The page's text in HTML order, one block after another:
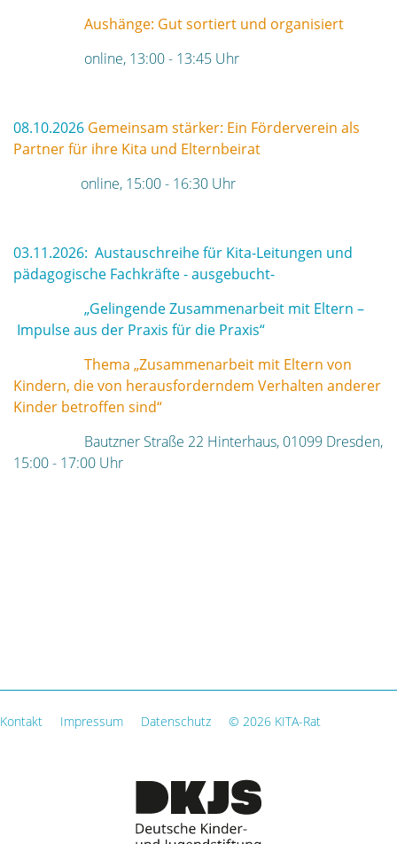
Aushänge: Gut sortiert und organisiert
online, 13:00 - 13:45 Uhr
08.10.2026 Gemeinsam stärker: Ein Förderverein als
Partner für ihre Kita und Elternbeirat
online, 15:00 - 16:30 Uhr
03.11.2026: Austauschreihe für Kita-Leitungen und
pädagogische Fachkräfte - ausgebucht-
„Gelingende Zusammenarbeit mit Eltern –
Impulse aus der Praxis für die Praxis“
Thema „Zusammenarbeit mit Eltern von
Kindern, die von herausforderndem Verhalten anderer
Kinder betroffen sind“
Bautzner Straße 22 Hinterhaus, 01099 Dresden,
15:00 - 17:00 Uhr
Kontakt Impressum Datenschutz © 2026 KITA-Rat